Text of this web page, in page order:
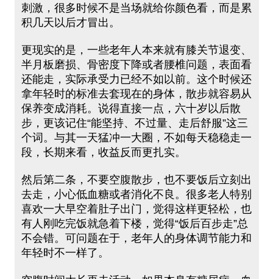
刺激，很多时候不是当场就给你颜色看，而是累
积几天以后才冒出。
更现实的是，一些老年人本来就有膝关节退变、
半月板磨损、骨密度下降或者腰椎问题，表面看
还能走，实际承受力已经不如以前。这个时候还
拿年轻时的标准去套现在的身体，散步就容易从
保养变成消耗。说得直接一点，六十岁以后散
步，更该记住“能坚持、不过量、走后舒服”这三
个词。与其一天猛冲一大圈，不如每天稳稳走一
段，长期来看，收益反而更扎实。
然后第二条，不要空腹散步，也不要饭后立刻出
去走，小心低血糖或者消化不良。很多老人特别
喜欢一大早空着肚子出门，觉得这样更轻松，也
有人刚吃完饭就急着下楼，觉得“饭后百步走”总
不会错。可问题在于，老年人的身体调节能力和
年轻时不一样了。